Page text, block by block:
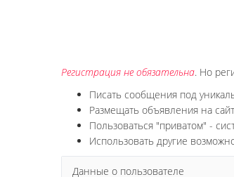
Регистрация не обязательна. Но
Писать сообщения под
Размещать объявления на
Пользоваться "приватом" -
Использовать другие
Данные о пользователе